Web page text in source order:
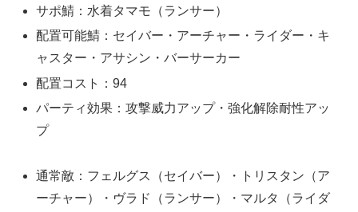
サポ鯖：水着タマモ（ランサー）
配置可能鯖：セイバー・アーチャー・ライダー・キ
ャスター・アサシン・バーサーカー
配置コスト：94
パーティ効果：攻撃威力アップ・強化解除耐性アッ
プ
通常敵：フェルグス（セイバー）・トリスタン（ア
ーチャー）・ヴラド（ランサー）・マルタ（ライダ